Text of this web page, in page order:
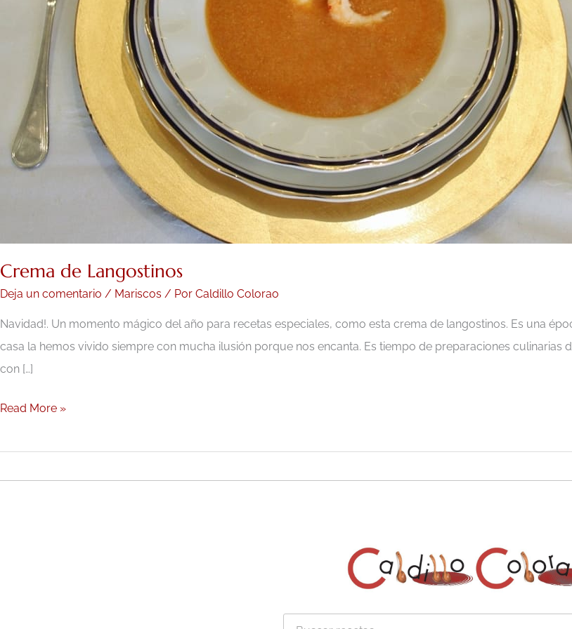
Crema de Langostinos
Deja un comentario / Mariscos / Por Caldillo Colorao
Navidad!. Un momento mágico del año para recetas especiales, como esta crema de langostinos. Es una
casa la hemos vivido siempre con mucha ilusión porque nos encanta. Es tiempo de preparaciones
con […]
Read More »
Buscar